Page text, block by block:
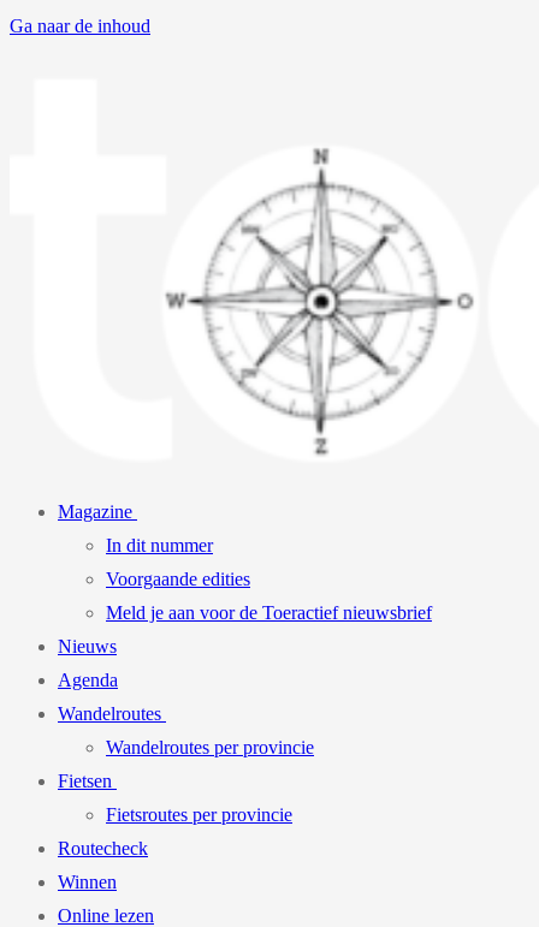
Ga naar de inhoud
Magazine
In dit nummer
Voorgaande edities
Meld je aan voor de Toeractief nieuwsbrief
Nieuws
Agenda
Wandelroutes
Wandelroutes per provincie
Fietsen
Fietsroutes per provincie
Routecheck
Winnen
Online lezen